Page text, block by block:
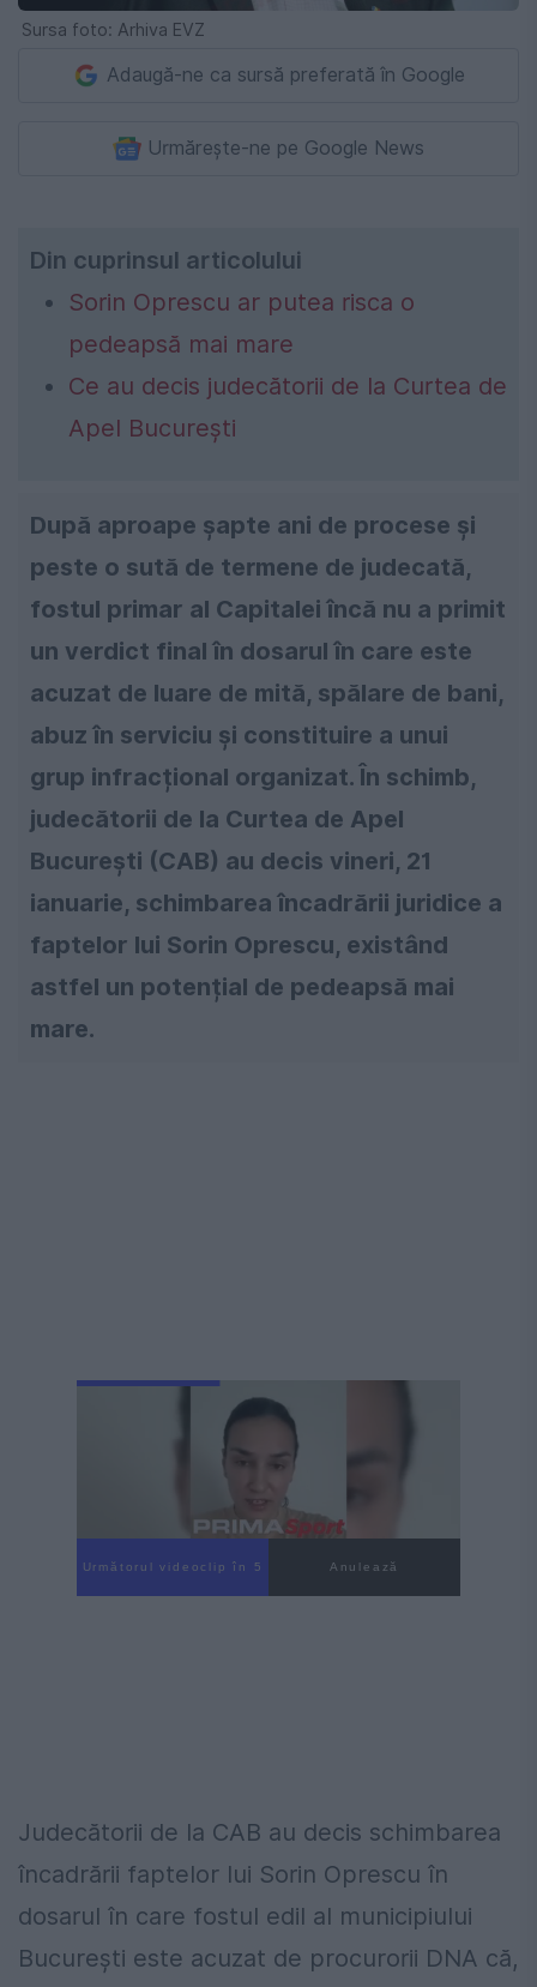
Sursa foto: Arhiva EVZ
Adaugă-ne ca sursă preferată în Google
Urmărește-ne pe Google News
Din cuprinsul articolului
Sorin Oprescu ar putea risca o
pedeapsă mai mare
Ce au decis judecătorii de la Curtea de
Apel București
După aproape șapte ani de procese și
peste o sută de termene de judecată,
fostul primar al Capitalei încă nu a primit
un verdict final în dosarul în care este
acuzat de luare de mită, spălare de bani,
abuz în serviciu şi constituire a unui
grup infracțional organizat. În schimb,
judecătorii de la Curtea de Apel
București (CAB) au decis vineri, 21
ianuarie, schimbarea încadrării juridice a
faptelor lui Sorin Oprescu, existând
astfel un potențial de pedeapsă mai
mare.
Următorul videoclip în 3 Anulează
Judecătorii de la CAB au decis schimbarea
încadrării faptelor lui Sorin Oprescu în
dosarul în care fostul edil al municipiului
București este acuzat de procurorii DNA că,